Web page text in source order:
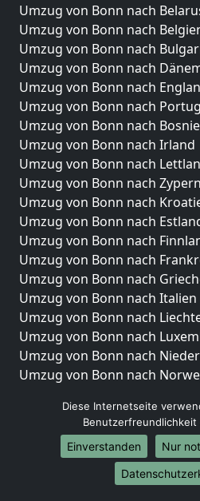
Umzug von Bonn nach
Umzug von Bonn nach
Umzug von Bonn nach
Umzug von Bonn nach
Umzug von Bonn nach
Umzug von Bonn nach
Umzug von Bonn nach
Umzug von Bonn nach Irland
Umzug von Bonn nach
Umzug von Bonn nach Zypern
Umzug von Bonn nach
Umzug von Bonn nach
Umzug von Bonn nach
Umzug von Bonn nach
Umzug von Bonn nach
Umzug von Bonn nach Italien
Umzug von Bonn nach
Umzug von Bonn nach
Umzug von Bonn nach
Umzug von Bonn nach
Umzüge-
Umzug von Bonn nach Berlin
Umzug von Bonn nach
Umzug von Bonn nach
Umzug von Bonn nach Köln
Diese Internetseite
Benutzerfreundlichkeit
Einverstanden
Nur